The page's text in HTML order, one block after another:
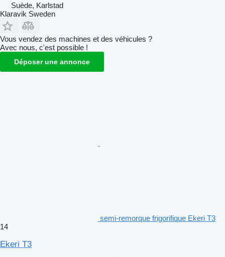
Suède, Karlstad
Klaravik Sweden
Vous vendez des machines et des véhicules ?
Avec nous, c'est possible !
Déposer une annonce
semi-remorque frigorifique Ekeri T3
14
Ekeri T3